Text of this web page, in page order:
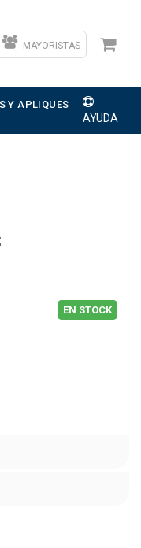
MAYORISTAS
Y APLIQUES
AYUDA
EN STOCK